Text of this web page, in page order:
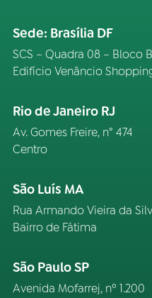
Sede: Brasília DF
SCS – Quadra 08 – Bloco
Edifício Venâncio
Rio de Janeiro RJ
Av. Gomes Freire, n° 474
Centro
São Luís MA
Rua Armando Vieira da
Bairro de Fátima
São Paulo SP
Avenida Mofarrej, nº 1.200